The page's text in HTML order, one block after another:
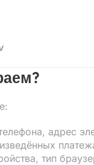
адрес
тип